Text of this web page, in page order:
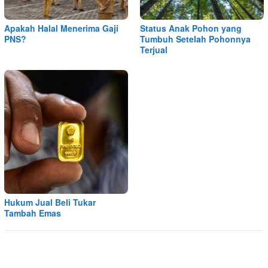
Apakah Halal Menerima Gaji
PNS?
Status Anak Pohon yang
Tumbuh Setelah Pohonnya
Terjual
Hukum Jual Beli Tukar
Tambah Emas